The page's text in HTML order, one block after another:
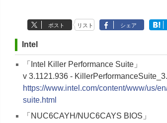
ポスト リスト シェア
Intel
「Intel Killer Performance Suite」
v 3.1121.936 -
https://www.intel.com/content/www/us/
suite.html
「NUC6CAYH/NUC6CAYS BIOS」